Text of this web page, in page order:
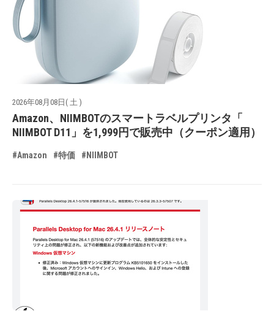
2026年08月08日( 土 )
Amazon、NIIMBOTのスマートラベルプリンタ「
NIIMBOT D11」を1,999円で販売中（クーポン適用）
#Amazon #特価 #NIIMBOT